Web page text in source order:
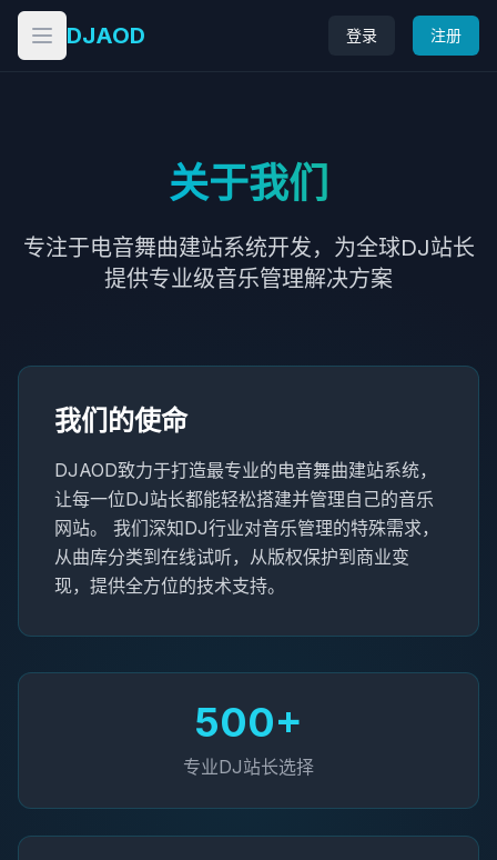
打开菜单
DJAOD 登录 注册
关于我们
专注于电音舞曲建站系统开发，为全球DJ站长
提供专业级音乐管理解决方案
我们的使命
DJAOD致力于打造最专业的电音舞曲建站系统，
让每一位DJ站长都能轻松搭建并管理自己的音乐
网站。 我们深知DJ行业对音乐管理的特殊需求，
从曲库分类到在线试听，从版权保护到商业变
现，提供全方位的技术支持。
500+
专业DJ站长选择